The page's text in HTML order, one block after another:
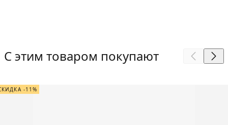
С этим товаром покупают
-11%